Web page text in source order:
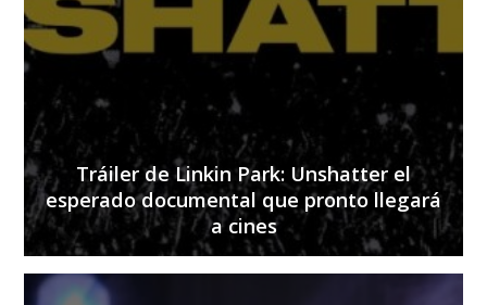
Tráiler de Linkin Park: Unshatter el
esperado documental que pronto llegará
a cines